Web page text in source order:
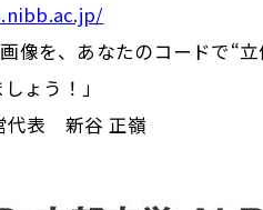
像を、あなたのコードで“
ょう！」
代表 新谷 正嶺